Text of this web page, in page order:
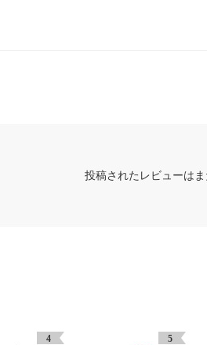
投稿されたレビューはま
4 5